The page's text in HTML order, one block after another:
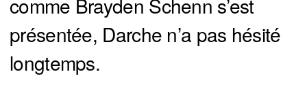
comme Brayden Schenn s’est
présentée, Darche n’a pas hésité
longtemps.